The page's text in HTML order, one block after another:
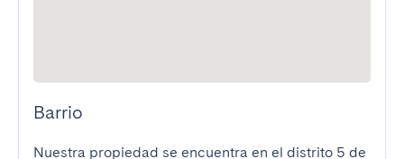
Barrio
Nuestra propiedad se encuentra en el distrito 5 de